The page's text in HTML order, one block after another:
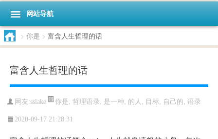
网站导航
> 你是 > 富含人生哲理的话
富含人生哲理的话
网友:sslake 你是, 哲理语录, 是一种, 的人 , 目标, 自己的, 语录
2020-09-17 21:28:31